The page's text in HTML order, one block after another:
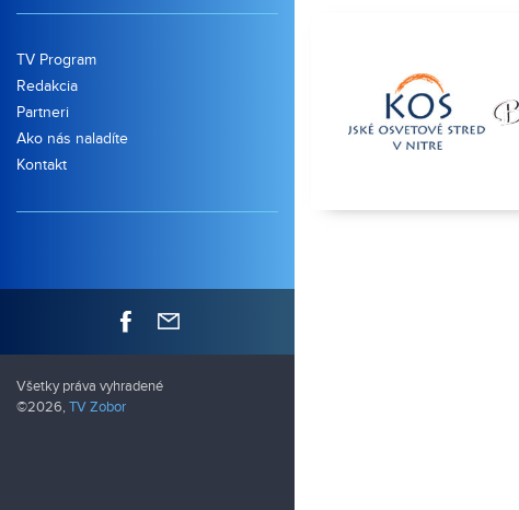
TV Program
Redakcia
Partneri
Ako nás naladíte
Kontakt
Všetky práva vyhradené
©2026, TV Zobor